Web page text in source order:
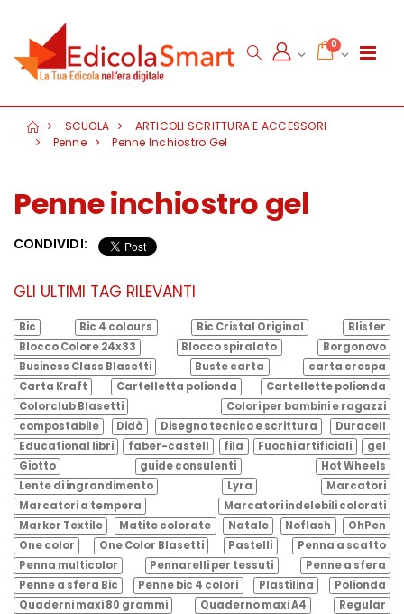
0
SCUOLA
ARTICOLI SCRITTURA E ACCESSORI
Penne
Penne Inchiostro Gel
Penne inchiostro gel
CONDIVIDI:
GLI ULTIMI TAG RILEVANTI
Bic Bic 4 colours Bic Cristal Original
Blister
Blocco Colore 24x33
Blocco spiralato
Borgonovo
Business Class Blasetti
Buste carta
carta crespa
Carta Kraft
Cartelletta polionda
Cartellette polionda
Colorclub Blasetti
Colori per bambini e ragazzi
compostabile
Didò Disegno tecnico e scrittura
Duracell
Educational libri
faber-castell fila Fuochi artificiali
gel
Giotto
guide consulenti
Hot Wheels
Lente di ingrandimento
Lyra
Marcatori
Marcatori a tempera
Marcatori indelebili colorati
Marker Textile
Matite colorate Natale Noflash
OhPen
One color
One Color Blasetti Pastelli
Penna a scatto
Penna multicolor
Pennarelli per tessuti
Penne a sfera
Penne a sfera Bic
Penne bic 4 colori Plastilina
Polionda
Quaderni maxi 80 grammi
Quaderno maxi A4
Regular